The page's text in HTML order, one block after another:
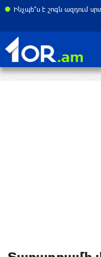
Ինչպե՞ս է շոգն ազդում